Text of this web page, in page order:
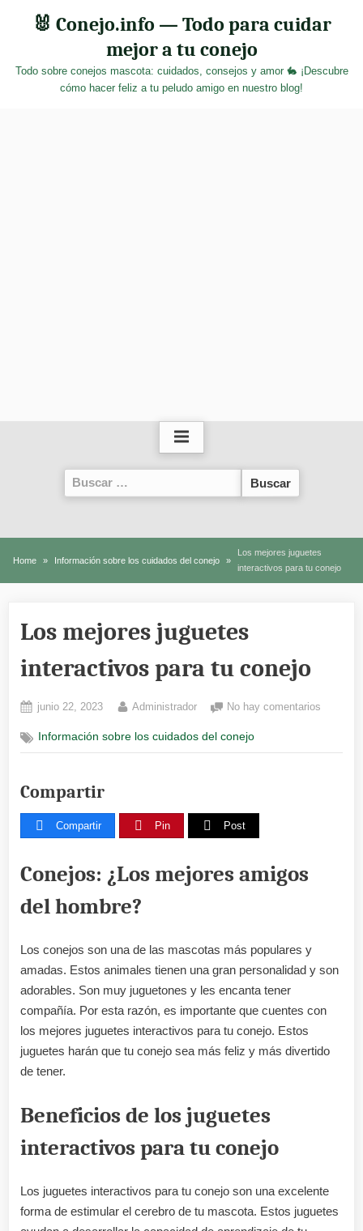
🐰 Conejo.info — Todo para cuidar
mejor a tu conejo
Todo sobre conejos mascota: cuidados, consejos y amor 🐇 ¡Descubre
cómo hacer feliz a tu peludo amigo en nuestro blog!
Buscar:
Home Información sobre los cuidados del conejo
Los mejores juguetes
interactivos para tu conejo
Los mejores juguetes
interactivos para tu conejo
Posted
junio 22, 2023 By
Administrador No hay comentarios
juguetes
Información sobre los cuidados del conejo
Compartir
Compartir Pin Post
Conejos: ¿Los mejores amigos
del hombre?
Los conejos son una de las mascotas más populares y
amadas. Estos animales tienen una gran personalidad y son
adorables. Son muy juguetones y les encanta tener
compañía. Por esta razón, es importante que cuentes con
los mejores juguetes interactivos para tu conejo. Estos
juguetes harán que tu conejo sea más feliz y más divertido
de tener.
Beneficios de los juguetes
interactivos para tu conejo
Los juguetes interactivos para tu conejo son una excelente
forma de estimular el cerebro de tu mascota. Estos juguetes